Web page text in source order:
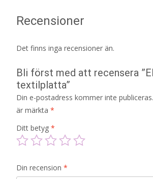
Recensioner
Det finns inga recensioner än.
Bli först med att recensera
textilplatta”
Din e-postadress kommer inte publiceras.
är märkta *
Ditt betyg *
Din recension *